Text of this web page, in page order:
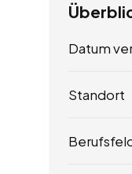
Datum
Standort